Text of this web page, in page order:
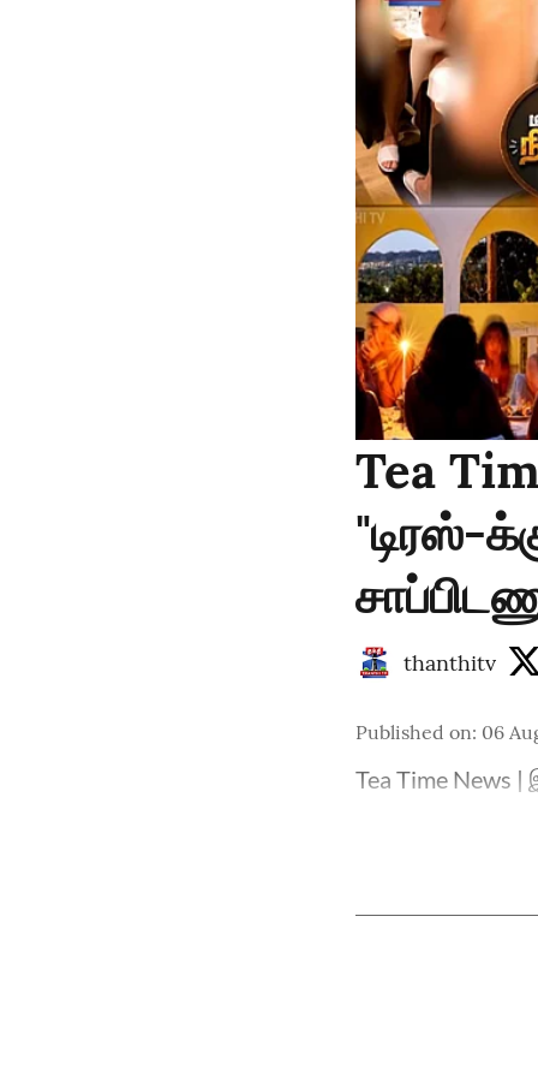
Tea
"டிரஸ்-
thanthitv
Published on: 06
Tea Time News